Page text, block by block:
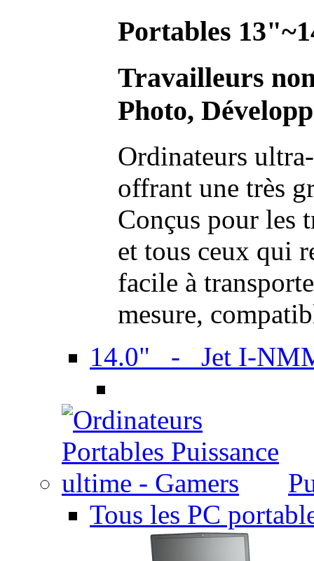
Portables
Travailleurs
Photo,
Ordinateurs
offrant une très
Conçus pour les
et tous ceux qui
facile à
mesure,
14.0" - Jet I-
Tous les PC